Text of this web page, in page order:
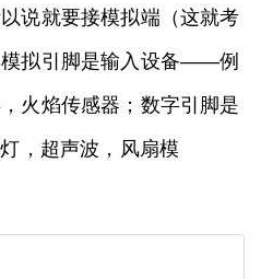
说就要接模拟端（这就考
拟引脚是输入设备——例
火焰传感器；数字引脚是
，超声波，风扇模